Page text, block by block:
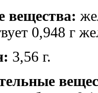
вещества:
0,948 г
3,56 г.